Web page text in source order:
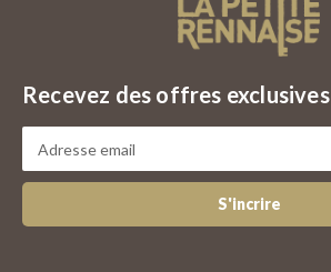
Recevez des offres exclusives
S'incrire